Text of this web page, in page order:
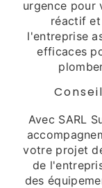
urgence pour
réactif
l'entreprise
efficaces
Avec SARL
votre projet
de
des